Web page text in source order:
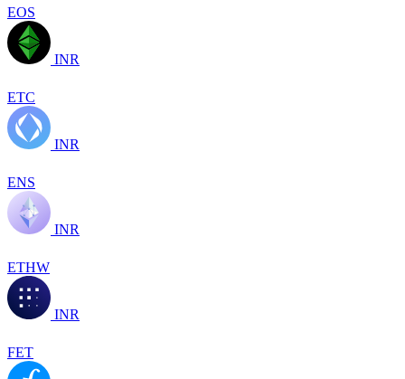
EOS
INR
ETC
INR
ENS
INR
ETHW
INR
FET